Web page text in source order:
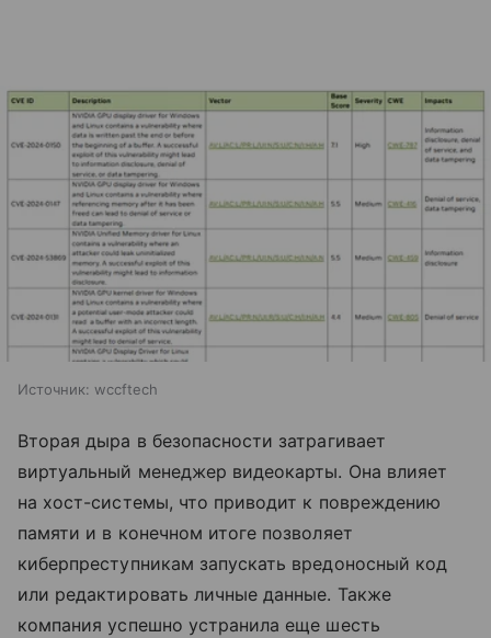
Источник: wccftech
Вторая дыра в безопасности затрагивает
виртуальный менеджер видеокарты. Она влияет
на хост-системы, что приводит к повреждению
памяти и в конечном итоге позволяет
киберпреступникам запускать вредоносный код
или редактировать личные данные. Также
компания успешно устранила еще шесть